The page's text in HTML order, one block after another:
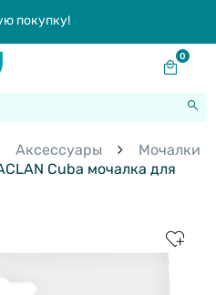
покупку!
0
Aксессуары
Мочалки
Cuba мочалка для